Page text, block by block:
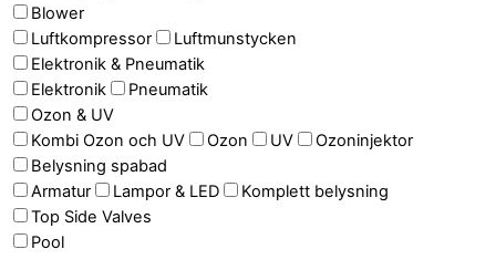
Blower
Luftkompressor
Luftmunstycken
Elektronik & Pneumatik
Elektronik
Pneumatik
Ozon & UV
Kombi Ozon och UV
Ozon UV
Ozoninjektor
Belysning spabad
Armatur
Lampor & LED
Komplett belysning
Top Side Valves
Pool